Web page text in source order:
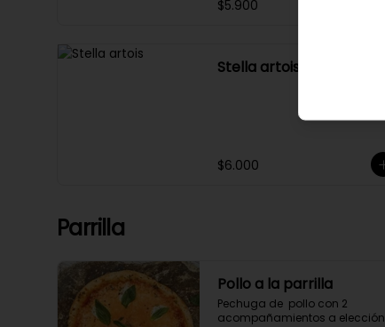
$5.900
Stella artois
$6.000
Parrilla
Pollo a la parrilla
Pechuga de  pollo con 2
acompañamientos a elección